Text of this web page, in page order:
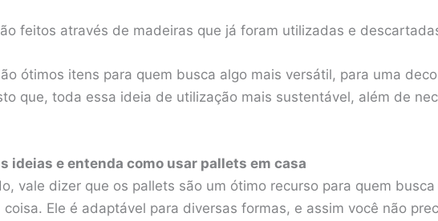
feitos através de madeiras que já foram utilizadas e
ótimos itens para quem busca algo mais versátil, para uma
que, toda essa ideia de utilização mais sustentável, além de
ideias e entenda como usar pallets em casa
vale dizer que os pallets são um ótimo recurso para quem
coisa. Ele é adaptável para diversas formas, e assim você não